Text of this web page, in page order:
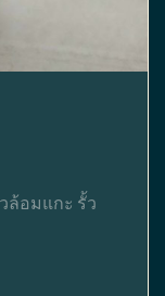
ล้อมแกะ รั้ว